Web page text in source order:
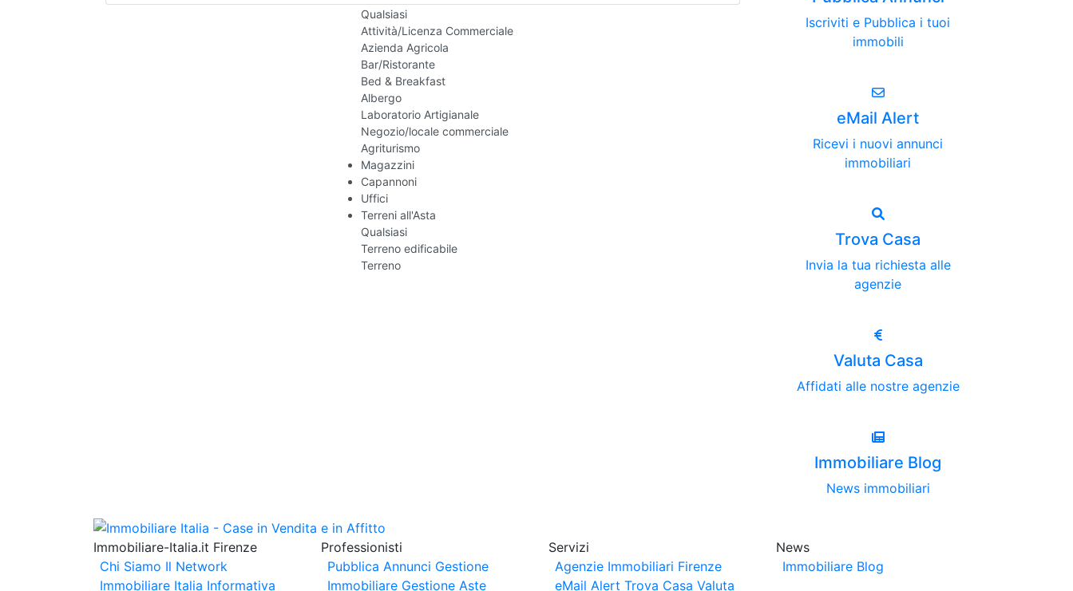
Qualsiasi
Attività/Licenza Commerciale
Azienda Agricola
Bar/Ristorante
Bed & Breakfast
Albergo
Laboratorio Artigianale
Negozio/locale commerciale
Agriturismo
Magazzini
Capannoni
Uffici
Terreni all'Asta
Qualsiasi
Terreno edificabile
Terreno
Iscriviti e Pubblica i tuoi
immobili
eMail Alert
Ricevi i nuovi annunci
immobiliari
Trova Casa
Invia la tua richiesta alle
agenzie
Valuta Casa
Affidati alle nostre agenzie
Immobiliare Blog
News immobiliari
Immobiliare-Italia.it Firenze
Chi Siamo Il Network
Immobiliare Italia Informativa
Professionisti
Pubblica Annunci Gestione
Immobiliare Gestione Aste
Servizi
Agenzie Immobiliari Firenze
eMail Alert Trova Casa Valuta
News
Immobiliare Blog